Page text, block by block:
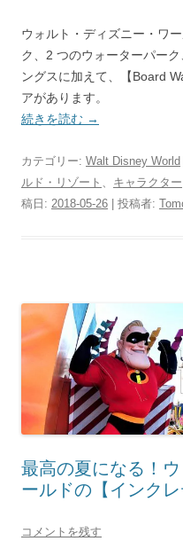
ウォルト・ディズニー・ワ
ク、2 つのウォーターパー
ングスに加えて、【Board
アがあります。
続きを読む →
カテゴリー: Walt Disney World
ルド・リゾート
キャラクター
稿日: 2018-05-26 投稿者:
最高の夏になる！
ールドの【インクレ
コメントを残す